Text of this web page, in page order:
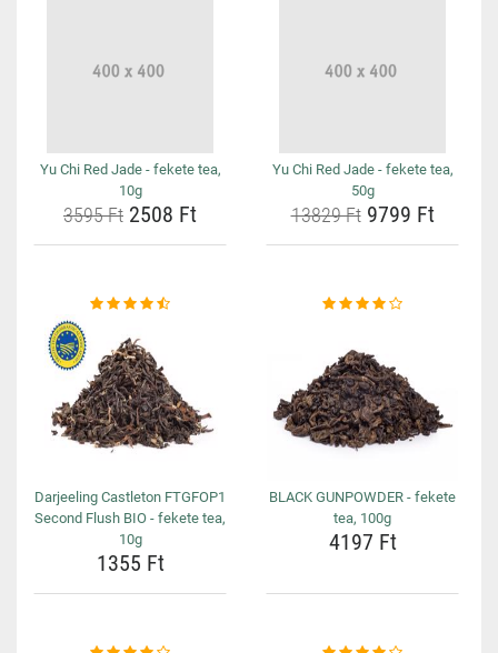
Yu Chi Red Jade - fekete tea,
10g
3595 Ft 2508 Ft
Yu Chi Red Jade - fekete tea,
50g
13829 Ft9799 Ft
Darjeeling Castleton FTGFOP1
Second Flush BIO - fekete tea,
10g
1355 Ft
BLACK GUNPOWDER - fekete
tea, 100g
4197 Ft